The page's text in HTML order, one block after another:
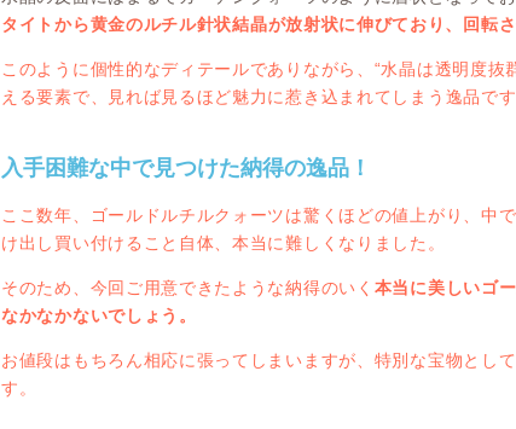
タイトから黄金のルチル針状結晶が放射状に伸びており、回転
このように個性的なディテールでありながら、“水晶は透明度
える要素で、見れば見るほど魅力に惹き込まれてしまう逸品です
入手困難な中で見つけた納得の逸品！
ここ数年、ゴールドルチルクォーツは驚くほどの値上がり、中
け出し買い付けること自体、本当に難しくなりました。
そのため、今回ご用意できたような納得のいく 本当に美しいゴ
なかなかないでしょう。
お値段はもちろん相応に張ってしまいますが、特別な宝物とし
す。